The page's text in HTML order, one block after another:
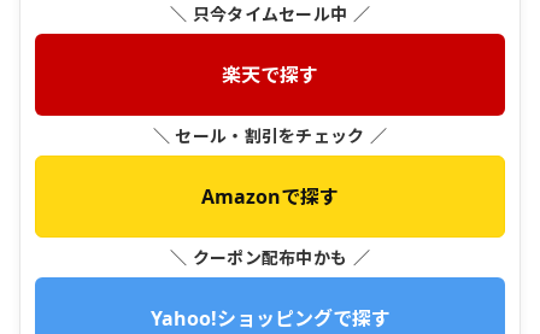
＼ 只今タイムセール中 ／
楽天で探す
＼ セール・割引をチェック ／
Amazonで探す
＼ クーポン配布中かも ／
Yahoo!ショッピングで探す